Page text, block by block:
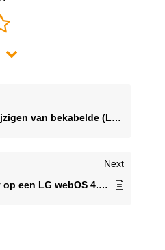
( Wi-Fi) verbinding op een LG webOS 4.0 ( en hoger) monitor
Next
Installeer ZetaDisplay op een LG webOS 4.0 ( en hoger) en koppel met het CMS